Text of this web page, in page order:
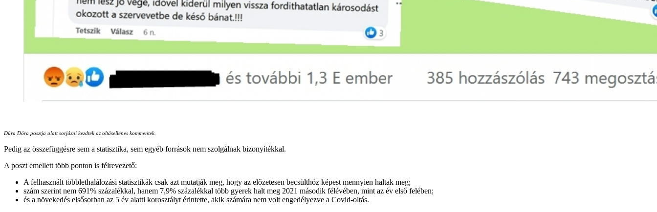
Dúra Dóra posztja alatt sorjázni kezdtek az oltásellenes kommentek.
Pedig az összefüggésre sem a statisztika, sem egyéb források nem szolgálnak bizonyítékkal.
A poszt emellett több ponton is félrevezető:
A felhasznált többlethalálozási statisztikák csak azt mutatják meg, hogy az előzetesen becsülthöz képest mennyien haltak meg;
szám szerint nem 691% százalékkal, hanem 7,9% százalékkal több gyerek halt meg 2021 második félévében, mint az év első felében;
és a növekedés elsősorban az 5 év alatti korosztályt érintette, akik számára nem volt engedélyezve a Covid-oltás.